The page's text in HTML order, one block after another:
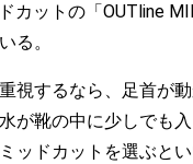
カットの「OUTline
る。
視するなら、足首が
が靴の中に少しでも
ッドカットを選ぶとい